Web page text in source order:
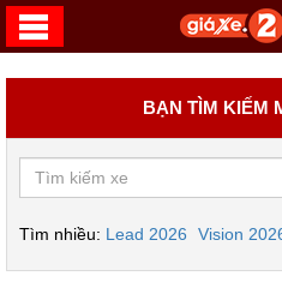
BẠN TÌM KIẾM
Tìm nhiều: Lead 2026 Vision